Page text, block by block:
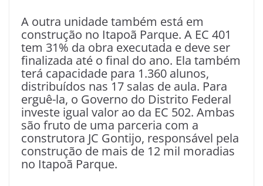
A outra unidade também está em
construção no Itapoã Parque. A EC 401
tem 31% da obra executada e deve ser
finalizada até o final do ano. Ela também
terá capacidade para 1.360 alunos,
distribuídos nas 17 salas de aula. Para
erguê-la, o Governo do Distrito Federal
investe igual valor ao da EC 502. Ambas
são fruto de uma parceria com a
construtora JC Gontijo, responsável pela
construção de mais de 12 mil moradias
no Itapoã Parque.